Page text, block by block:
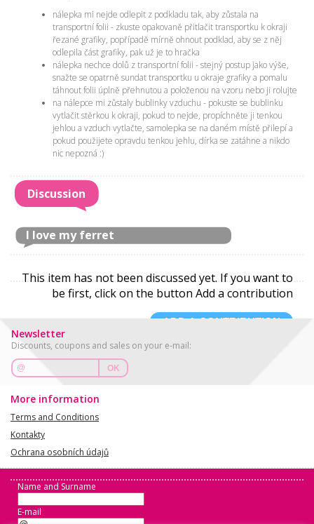
nálepka mi nejde odlepit z podkladu tak, aby zůstala na
transportní folii - zkuste opakovaně přitlačit transportku k okraji
řezané grafiky, popřípadě mírně ohnout podklad, aby se z něj
odlepila část grafiky, pak už je to hračka
nálepka nechce dolů z transportní folii - stejný postup jako výše,
snažte se opatrně sundat transportku u okraje grafiky a pomalu
táhnout folii úplně přehnutou a položenou na vzoru nebo ji rolujte
na nálepce mi zůstaly bublinky vzduchu - pokuste se bublinku
vytlačit stěrkou k okraji, pokud to nejde, propíchněte ji tenkou
jehlou a vzduch vytlačte, samolepka se na daném místě přilepí a
pokud použijete opravdu tenkou jehlu, dírka se zatáhne a nikdo
nic nepozná :)
Discussion
I love my ferret
This item has not been discussed yet. If you want to
be first, click on the button Add a contribution
ADD A CONTRIBUTION
Newsletter
Discounts, coupons and sales on your e-mail:
OK
More information
Terms and Conditions
Kontakty
Ochrana osobních údajů
Name and Surname
E-mail